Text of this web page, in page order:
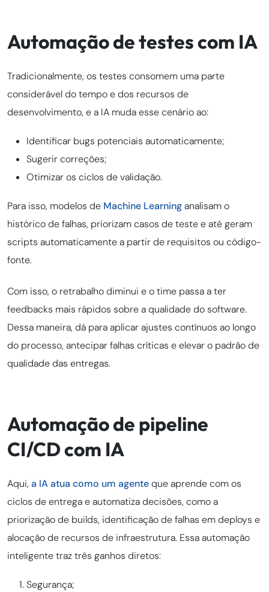
Automação de testes com IA
Tradicionalmente, os testes consomem uma parte
considerável do tempo e dos recursos de
desenvolvimento, e a IA muda esse cenário ao:
Identificar bugs potenciais automaticamente;
Sugerir correções;
Otimizar os ciclos de validação.
Para isso, modelos de Machine Learninganalisam o
histórico de falhas, priorizam casos de teste e até geram
scripts automaticamente a partir de requisitos ou código-
fonte.
Com isso, o retrabalho diminui e o time passa a ter
feedbacks mais rápidos sobre a qualidade do software.
Dessa maneira, dá para aplicar ajustes contínuos ao longo
do processo, antecipar falhas críticas e elevar o padrão de
qualidade das entregas.
Automação de pipeline
CI/CD com IA
Aqui, a IA atua como um agenteque aprende com os
ciclos de entrega e automatiza decisões, como a
priorização de builds, identificação de falhas em deploys e
alocação de recursos de infraestrutura. Essa automação
inteligente traz três ganhos diretos:
Segurança;